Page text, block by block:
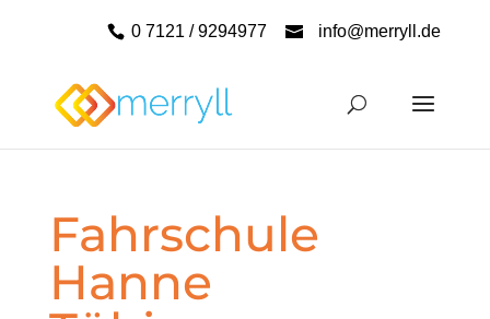
0 7121 / 9294977 info@merryll.de
Fahrschule
Hanne